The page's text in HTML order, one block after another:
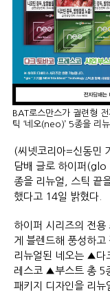
BAT로스만스가 궐련형
틱 ‘네오(neo)’ 5종을 리
(씨넷코리아=신동민
담배 글로 하이퍼(glo
종을 리뉴얼, 스틱 끝
했다고 14일 밝혔다.
하이퍼 시리즈의 전용
게 블렌드해 풍성하고
리뉴얼된 네오는 ▲
레스코 ▲부스트 총 5
패키지 디자인을 리뉴